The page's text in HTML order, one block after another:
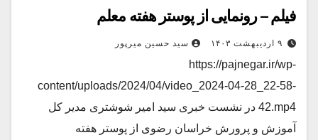
فیلم – رونمایی از پوستر هفته معلم
۹ اردیبهشت ۱۴۰۳ سید حسین میرپور
https://pajnegar.ir/wp-
content/uploads/2024/04/video_2024-04-28_22-58-
42.mp4 در نشست خبری سید امیر شوشتری مدیر کل
آموزش و پرورش خراسان رضوی از پوستر هفته